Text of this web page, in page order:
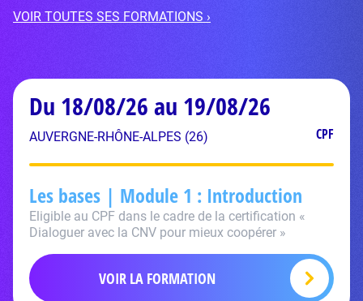
VOIR TOUTES SES FORMATIONS ›
Du 18/08/26 au 19/08/26
AUVERGNE-RHÔNE-ALPES (26) CPF
Les bases | Module 1 : Introduction
Eligible au CPF dans le cadre de la certification «
Dialoguer avec la CNV pour mieux coopérer »
VOIR LA FORMATION